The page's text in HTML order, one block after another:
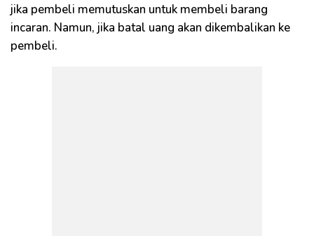
jika pembeli memutuskan untuk membeli barang
incaran. Namun, jika batal uang akan dikembalikan ke
pembeli.